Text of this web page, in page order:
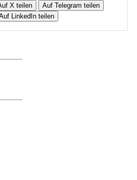
X teilen
Auf Telegram teilen
LinkedIn teilen